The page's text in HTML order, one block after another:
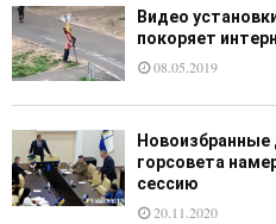
Видео
покоряет
08.05.2019
горсовета
сессию
20.11.2020